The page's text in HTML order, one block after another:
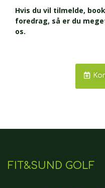
Hvis du vil tilmelde,
foredrag, så er du
os.
FIT&SUND GOLF